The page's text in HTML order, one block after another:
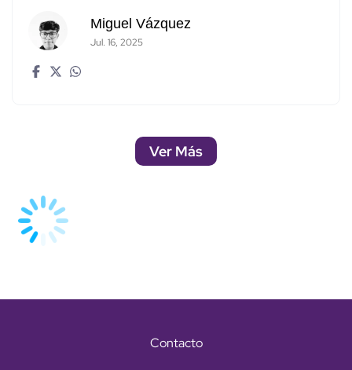
Miguel Vázquez
Jul. 16, 2025
Ver Más
Contacto